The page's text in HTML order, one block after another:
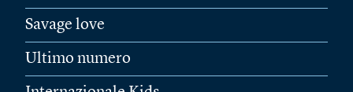
Savage love
Ultimo numero